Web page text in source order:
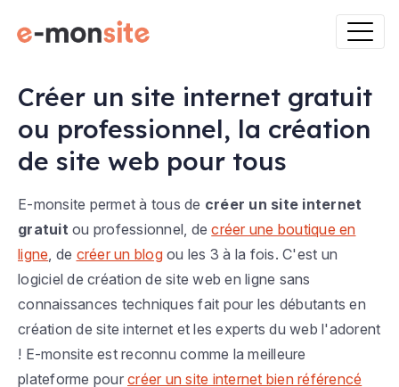
Créer un site internet gratuit
ou professionnel, la création
de site web pour tous
E-monsite permet à tous de créer un site internet
gratuit ou professionnel, decréer une boutique en
ligne , de créer un blogou les 3 à la fois. C'est un
logiciel de création de site web en ligne sans
connaissances techniques fait pour les débutants en
création de site internet et les experts du web l'adorent
! E-monsite est reconnu comme la meilleure
plateforme pour créer un site internet bien référencé